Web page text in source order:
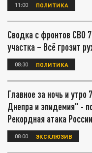
11:00 ПОЛИТИКА
Сводка с фронтов СВО
участка – Всё грозит
08:30 ПОЛИТИКА
Главное за ночь и утро
Днепра и эпидемия" -
Рекордная атака
08:00 ЭКСКЛЮЗИВ